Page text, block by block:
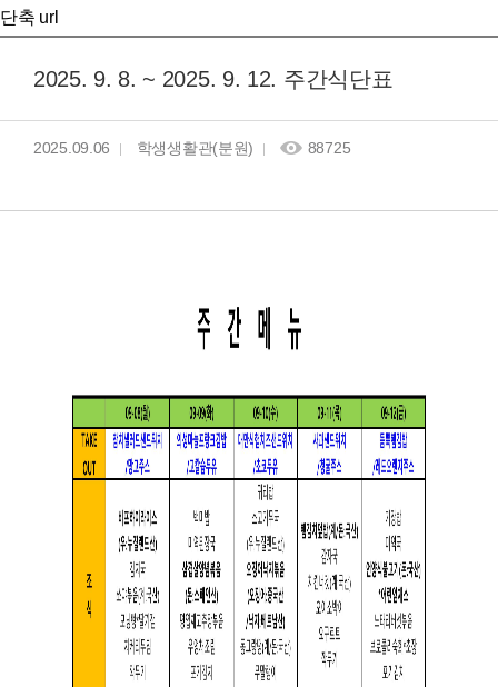
단축 url
2025. 9. 8. ~ 2025. 9. 12. 주간식단표
2025.09.06 학생생활관(분원) 88725